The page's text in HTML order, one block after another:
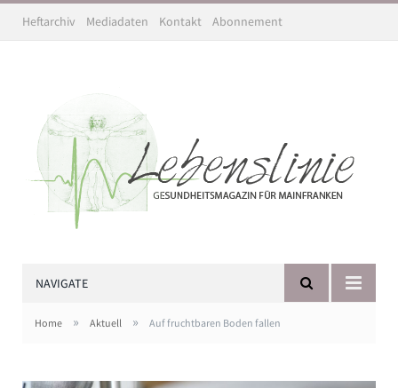
Heftarchiv Mediadaten Kontakt Abonnement
NAVIGATE
Home » Aktuell » Auf fruchtbaren Boden fallen